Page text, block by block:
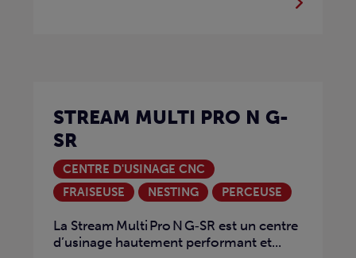
STREAM MULTI PRO N G-
SR
CENTRE D'USINAGE CNC
FRAISEUSE
NESTING PERCEUSE
La Stream Multi Pro N G‑SR est un centre
d’usinage hautement performant et...